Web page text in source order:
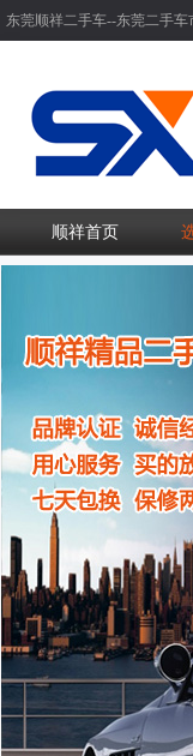
东莞顺祥二手车--东莞二手
顺祥首页